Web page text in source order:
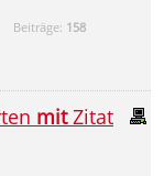
Beiträge: 158
mitZitat